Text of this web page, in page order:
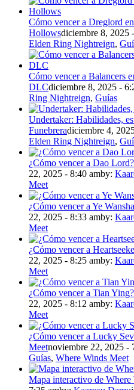
Cómo vencer a Dreglord
Hollowsdiciembre 8, 2025
Elden Ring Nightreign,
Cómo vencer a Balancers
DLCdiciembre 8, 2025 -
Ring Nightreign, Guías
Undertaker: Habilidades,
Funebreradiciembre 4,
Elden Ring Nightreign,
¿Cómo vencer a Dao
22, 2025 - 8:40 amby:
Meet
¿Cómo vencer a Ye
22, 2025 - 8:33 amby:
Meet
¿Cómo vencer a
22, 2025 - 8:25 amby:
Meet
¿Cómo vencer a Tian
22, 2025 - 8:12 amby:
Meet
¿Cómo vencer a Lucky
Meetnoviembre 22, 2025 -
Guías, Where Winds Meet
Mapa interactivo de Where